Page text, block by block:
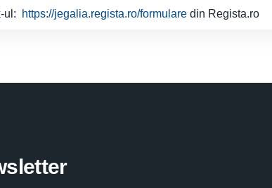
ul: https://jegalia.regista.ro/formulare din Regista.ro